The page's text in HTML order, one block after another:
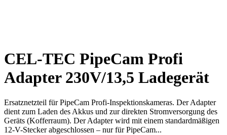
CEL-TEC PipeCam Profi
Adapter 230V/13,5 Ladegerät
Ersatznetzteil für PipeCam Profi-Inspektionskameras. Der Adapter
dient zum Laden des Akkus und zur direkten Stromversorgung des
Geräts (Kofferraum). Der Adapter wird mit einem standardmäßigen
12-V-Stecker abgeschlossen – nur für PipeCam...